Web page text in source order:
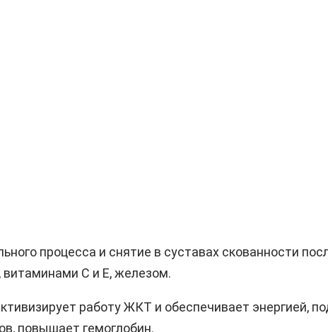
процесса и снятие в суставах скованности
C и E, железом.
работу ЖКТ и обеспечивает энергией,
повышает гемоглобин.